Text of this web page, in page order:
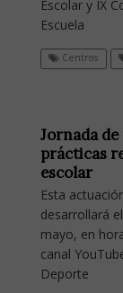
Escolar y IX
Escuela
Centros
Jornada
prácticas
escolar
Esta
desarrollará
mayo, en
canal
Deporte